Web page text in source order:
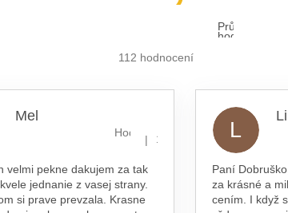
Průměrné
hodnocení
112 hodnocení
Mel
Hodnocení obchodu je 5 z 5
| 16.7.2026
velmi pekne dakujem za tak
jednanie z vasej strany.
si prave prevzala. Krasne
L
Paní
za krásné a
cením. I když